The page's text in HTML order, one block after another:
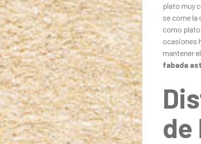
plato muy
se come la
como
ocasiones
mantener
fabada
de